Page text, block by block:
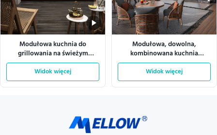
Modułowa kuchnia do
grillowania na świeżym
powietrzu ze stali nierdzewnej
304 do użytku klubowego
Widok więcej
Modułowa, dowolna,
kombinowana kuchnia
zewnętrzna na dachu do
użytku w ogrodzie
Widok więcej